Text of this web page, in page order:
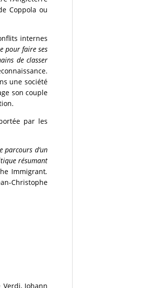
Coppola ou
internes
pour faire ses
de classer
une société
son couple
par les
parcours d’un
résumant
Immigrant.
Christophe
Johann